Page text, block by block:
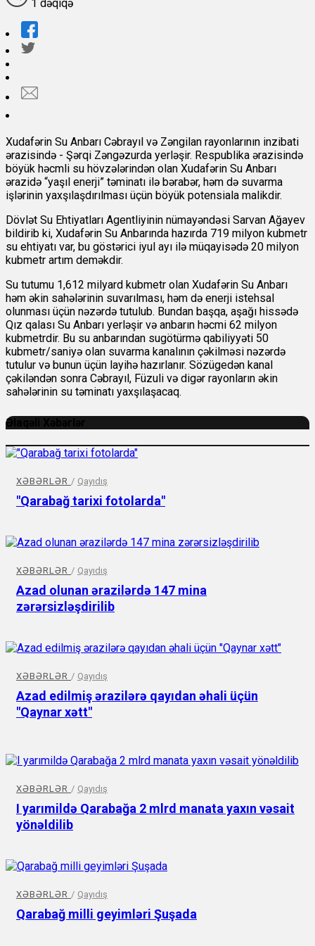
1 dəqiqə
Xudafərin Su Anbarı Cəbrayıl və Zəngilan rayonlarının inzibati
ərazisində - Şərqi Zəngəzurda yerləşir. Respublika ərazisində
böyük həcmli su hövzələrindən olan Xudafərin Su Anbarı
ərazidə “yaşıl enerji” təminatı ilə bərabər, həm də suvarma
işlərinin yaxşılaşdırılması üçün böyük potensiala malikdir.
Dövlət Su Ehtiyatları Agentliyinin nümayəndəsi Sarvan Ağayev
bildirib ki, Xudafərin Su Anbarında hazırda 719 milyon kubmetr
su ehtiyatı var, bu göstərici iyul ayı ilə müqayisədə 20 milyon
kubmetr artım deməkdir.
Su tutumu 1,612 milyard kubmetr olan Xudafərin Su Anbarı
həm əkin sahələrinin suvarılması, həm də enerji istehsal
olunması üçün nəzərdə tutulub. Bundan başqa, aşağı hissədə
Qız qalası Su Anbarı yerləşir və anbarın həcmi 62 milyon
kubmetrdir. Bu su anbarından sugötürmə qabiliyyəti 50
kubmetr/saniyə olan suvarma kanalının çəkilməsi nəzərdə
tutulur və bunun üçün layihə hazırlanır. Sözügedən kanal
çəkiləndən sonra Cəbrayıl, Füzuli və digər rayonların əkin
sahələrinin su təminatı yaxşılaşacaq.
Əlaqəli Xəbərlər
XƏBƏRLƏR / Qayıdış
"Qarabağ tarixi fotolarda"
XƏBƏRLƏR / Qayıdış
Azad olunan ərazilərdə 147 mina
zərərsizləşdirilib
XƏBƏRLƏR / Qayıdış
Azad edilmiş ərazilərə qayıdan əhali üçün
"Qaynar xətt"
XƏBƏRLƏR / Qayıdış
I yarımildə Qarabağa 2 mlrd manata yaxın vəsait
yönəldilib
XƏBƏRLƏR / Qayıdış
Qarabağ milli geyimləri Şuşada